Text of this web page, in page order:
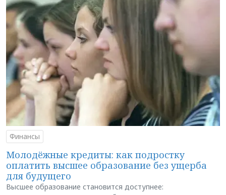
Финансы
Молодёжные кредиты: как подростку
оплатить высшее образование без ущерба
для будущего
Высшее образование становится доступнее: